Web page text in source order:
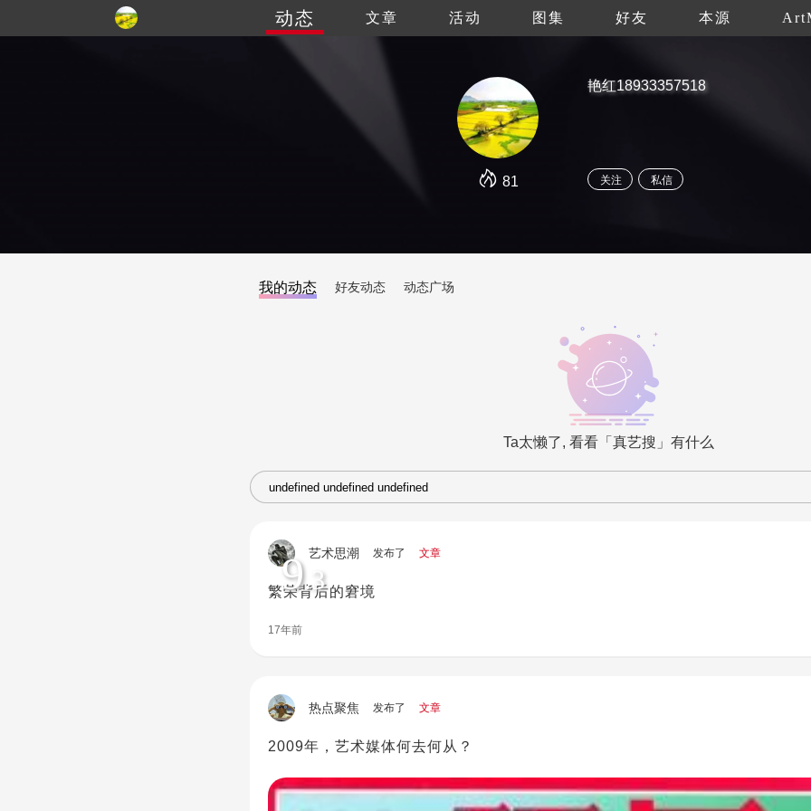
动态 文章 活动 图集 好友 本源
81
艳红18933357518
关注 私信
我的动态 好友动态 动态广场
Ta太懒了, 看看「真艺搜」有什么
艺术思潮 发布了 文章
繁荣背后的窘境
9.3
17年前
热点聚焦 发布了 文章
2009年，艺术媒体何去何从？